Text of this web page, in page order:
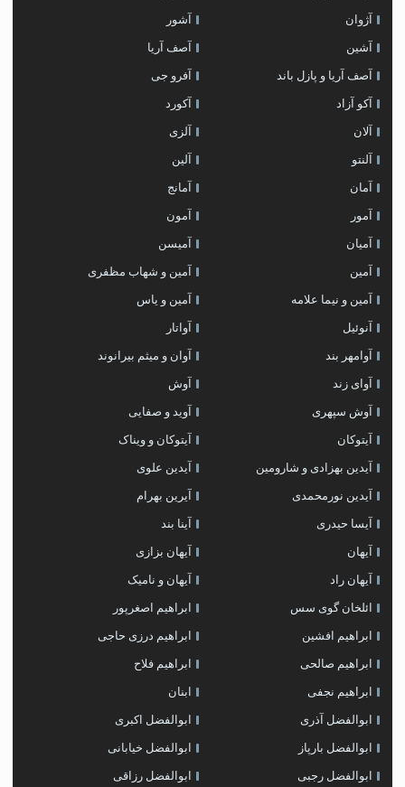
آژوان آشور
آشین آصف آریا
آصف آریا و پازل باند آفرو جی
آکو آزاد آکورد
آلان آلزی
آلنتو آلین
آمان آمانج
آمور آمون
آمیان آمیسن
آمین آمین و شهاب مظفری
آمین و نیما علامه آمین و یاس
آنوئیل آواتار
آوامهر بند آوان و میثم بیرانوند
آوای زند آوش
آوش سپهری آوید و صفایی
آیتوکان آیتوکان و ویناک
آیدین بهزادی و شارومین آیدین علوی
آیدین نورمحمدی آیرین بهرام
آیسا حیدری آینا بند
آیهان آیهان بزازی
آیهان راد آیهان و نامیک
ائلخان گوی سس ابراهیم اصغرپور
ابراهیم افشین ابراهیم درزی حاجی
ابراهیم صالحی ابراهیم فلاح
ابراهیم نجفی ابنان
ابوالفضل آذری ابوالفضل اکبری
ابوالفضل بارپاز ابوالفضل خیابانی
ابوالفضل رجبی ابوالفضل رزاقی